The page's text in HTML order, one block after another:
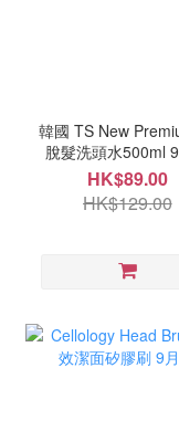
韓國 TS New
脫髮洗頭水500ml
HK$89.00
HK$129.00